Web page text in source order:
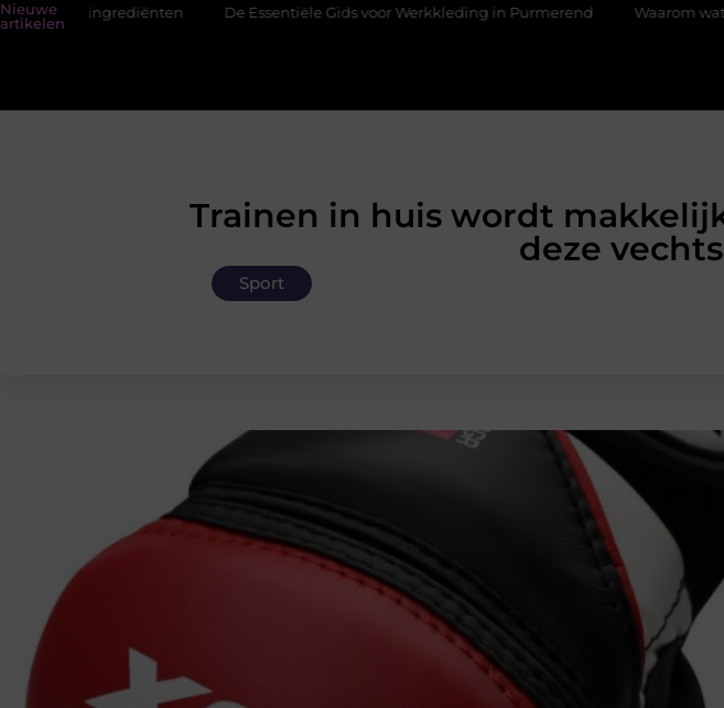
Nieuwe
artikelen
De Essentiële Gids voor Werkkleding in Purmerend Waarom watersnijden
Trainen in huis wordt
deze
Sport